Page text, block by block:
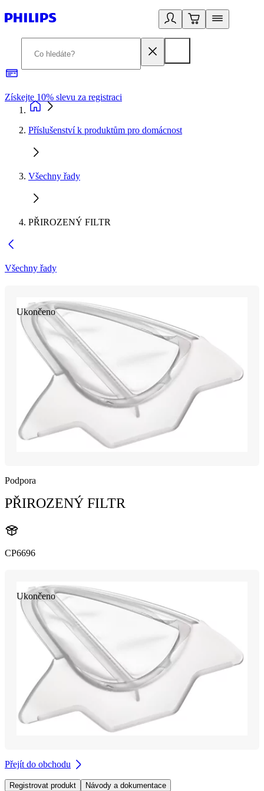
Získejte 10% slevu za registraci
Příslušenství k produktům pro domácnost
Všechny řady
PŘIROZENÝ FILTR
Všechny řady
Ukončeno
Podpora
PŘIROZENÝ FILTR
CP6696
Ukončeno
Přejít do obchodu
Registrovat produkt Návody a dokumentace